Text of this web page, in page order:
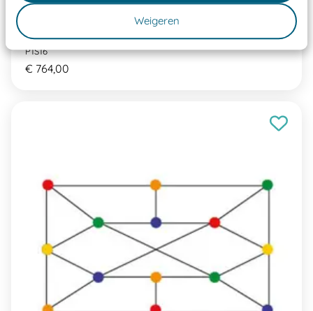
Weigeren
Pleinspel Rekenspel
P1S16
€ 764,00